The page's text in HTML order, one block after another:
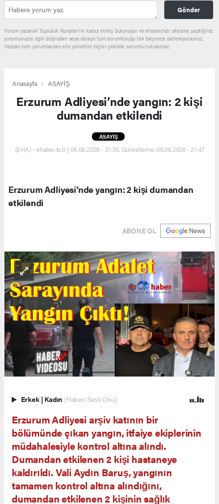
Gönder
Yorum yazarak Topluluk Kuralları’nı kabul etmiş bulunuyor ve ehaber.tv.tr sitesine yaptığınız
yorumunuzla ilgili doğrudan veya dolaylı tüm sorumluluğu tek başınıza üstleniyorsunuz.
Yazılan tüm yorumlardan site yönetimi hiçbir şekilde sorumlu tutulamaz.
Anasayfa ASAYİŞ
Erzurum Adliyesi’nde yangın: 2 kişi
dumandan etkilendi
ASAYİŞ
(EHA) - ehaber.tv.tr | 06.08.2026 - 21:30, Güncelleme: 06.08.2026 - 21:47
Erzurum Adliyesi’nde yangın: 2 kişi dumandan
etkilendi
ABONE OL
Erkek | Kadın (Haberi Sesli Oku)
Erzurum Adliyesi arşiv katının bir
bölümünde çıkan yangın, itfaiye ekiplerinin
müdahalesiyle kontrol altına alındı.
Dumandan etkilenen 2 kişi hastaneye
kaldırıldı. Vali Aydın Baruş, yangının
tamamen kontrol altına alındığını,
dumandan etkilenen 2 kişinin sağlık